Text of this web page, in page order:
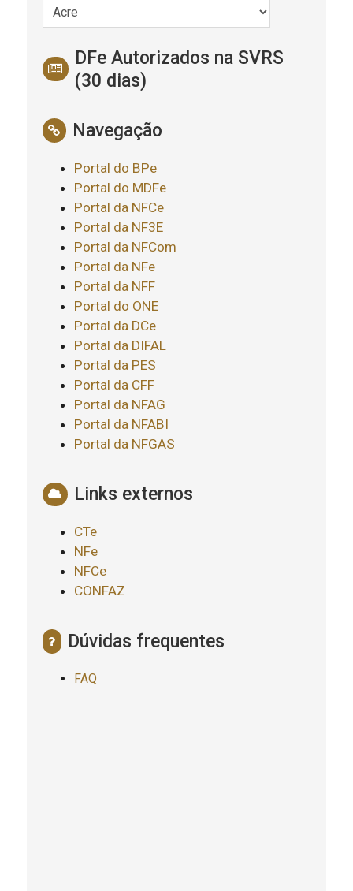
DFe Autorizados na SVRS
(30 dias)
Navegação
Portal do BPe
Portal do MDFe
Portal da NFCe
Portal da NF3E
Portal da NFCom
Portal da NFe
Portal da NFF
Portal do ONE
Portal da DCe
Portal da DIFAL
Portal da PES
Portal da CFF
Portal da NFAG
Portal da NFABI
Portal da NFGAS
Links externos
CTe
NFe
NFCe
CONFAZ
Dúvidas frequentes
FAQ